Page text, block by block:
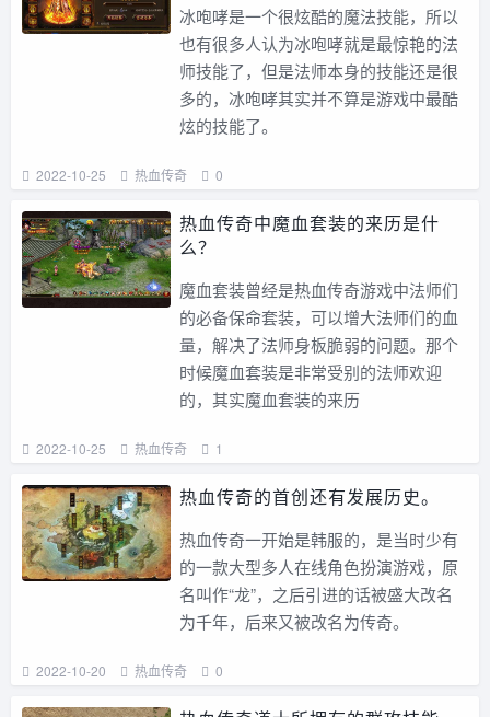
冰咆哮是一个很炫酷的魔法技能，所以
也有很多人认为冰咆哮就是最惊艳的法
师技能了，但是法师本身的技能还是很
多的，冰咆哮其实并不算是游戏中最酷
炫的技能了。
2022-10-25 热血传奇 0
热血传奇中魔血套装的来历是什
么？
魔血套装曾经是热血传奇游戏中法师们
的必备保命套装，可以增大法师们的血
量，解决了法师身板脆弱的问题。那个
时候魔血套装是非常受别的法师欢迎
的，其实魔血套装的来历
2022-10-25 热血传奇 1
热血传奇的首创还有发展历史。
热血传奇一开始是韩服的，是当时少有
的一款大型多人在线角色扮演游戏，原
名叫作“龙”，之后引进的话被盛大改名
为千年，后来又被改名为传奇。
2022-10-20 热血传奇 0